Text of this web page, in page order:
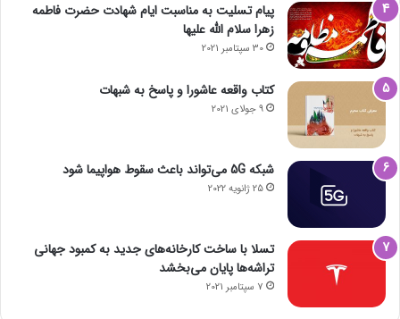
پیام تسلیت به مناسبت ایام شهادت حضرت فاطمه
زهرا سلام الله علیها
30 سپتامبر 2021
کتاب واقعه عاشورا و پاسخ به شبهات
9 جولای 2021
شبکه 5G می‌تواند باعث سقوط هواپیما شود
25 ژانویه 2022
تسلا با ساخت کارخانه‌های جدید به کمبود جهانی
تراشه‌ها پایان می‌بخشد
7 سپتامبر 2021